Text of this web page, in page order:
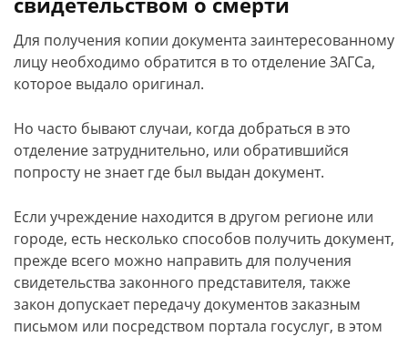
Для получения копии документа заинтересованному
лицу необходимо обратится в то отделение ЗАГСа,
которое выдало оригинал.
Но часто бывают случаи, когда добраться в это
отделение затруднительно, или обратившийся
попросту не знает где был выдан документ.
Если учреждение находится в другом регионе или
городе, есть несколько способов получить документ,
прежде всего можно направить для получения
свидетельства законного представителя, также
закон допускает передачу документов заказным
письмом или посредством портала госуслуг, в этом